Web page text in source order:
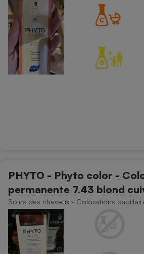
PHYTO - Phyto color -
permanente 7.43 blond
Soins des cheveux - Colorations